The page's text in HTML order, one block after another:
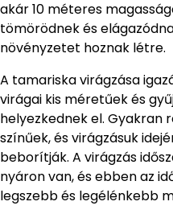
akár 10 méteres
tömörödnek és
növényzetet hoznak létre.
A tamariska virágzása
virágai kis méretűek és
helyezkednek el. Gyakran
színűek, és virágzásuk
beborítják. A virágzás
nyáron van, és ebben az
legszebb és legélénkebb